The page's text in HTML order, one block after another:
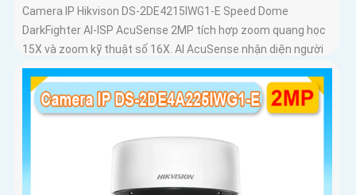
Camera IP Hikvison DS-2DE4215IWG1-E Speed Dome
DarkFighter AI-ISP AcuSense 2MP tích hợp zoom quang học
15X và zoom kỹ thuật số 16X. AI AcuSense nhận diện người
và phương tiện và cảnh báo chủ động